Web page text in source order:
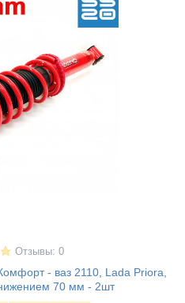
Отзывы: 0
- ваз 2110, Lada Priora,
70 мм - 2шт